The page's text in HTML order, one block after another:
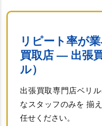
リピート率が
買取店 ― 出張
ル）
出張買取専門店ベリ
なスタッフのみを 揃
任せください。